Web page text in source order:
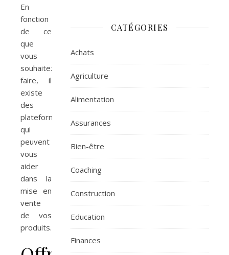
En
fonction
de ce
que
vous
souhaitez
faire, il
existe
des
plateformes
qui
peuvent
vous
aider
dans la
mise en
vente
de vos
produits.
CATÉGORIES
Achats
Agriculture
Alimentation
Assurances
Bien-être
Coaching
Construction
Education
Finances